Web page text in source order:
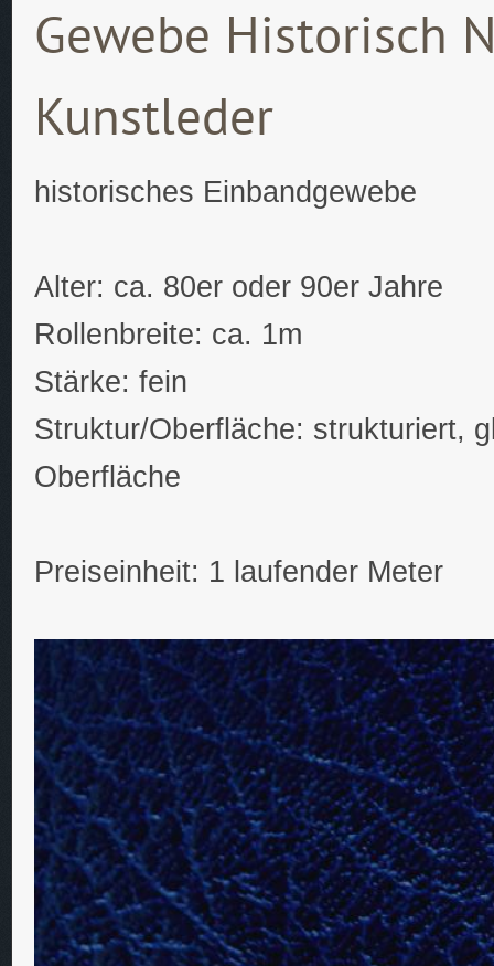
Gewebe Historisch
Kunstleder
historisches Einbandgewebe
Alter: ca. 80er oder 90er Jahre
Rollenbreite: ca. 1m
Stärke: fein
Struktur/Oberfläche: strukturiert,
Oberfläche
Preiseinheit: 1 laufender Meter